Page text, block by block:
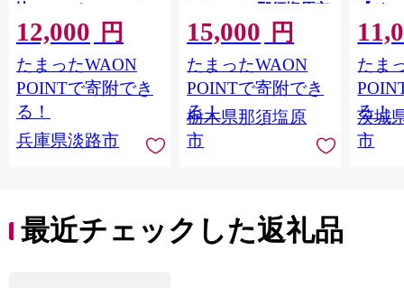
比べ コーヒー
12,000 円
たまったWAON
POINTで寄附でき
る！
兵庫県淡路市
KAGOME 那須塩原市
ギフト トマト 野菜 ジ
ュース 飲料 ドリンク
健康 GABA 血圧 コレ
ステロール】
15,000 円
たまったWAON
POINTで寄附でき
る！
栃木県那須塩原
市
【ジ
Ｍ 爽
ジ 果
ンス
ンド
庫 ド
入れし
アタイ
たま
る！
茨城
市
最近チェックした返礼品